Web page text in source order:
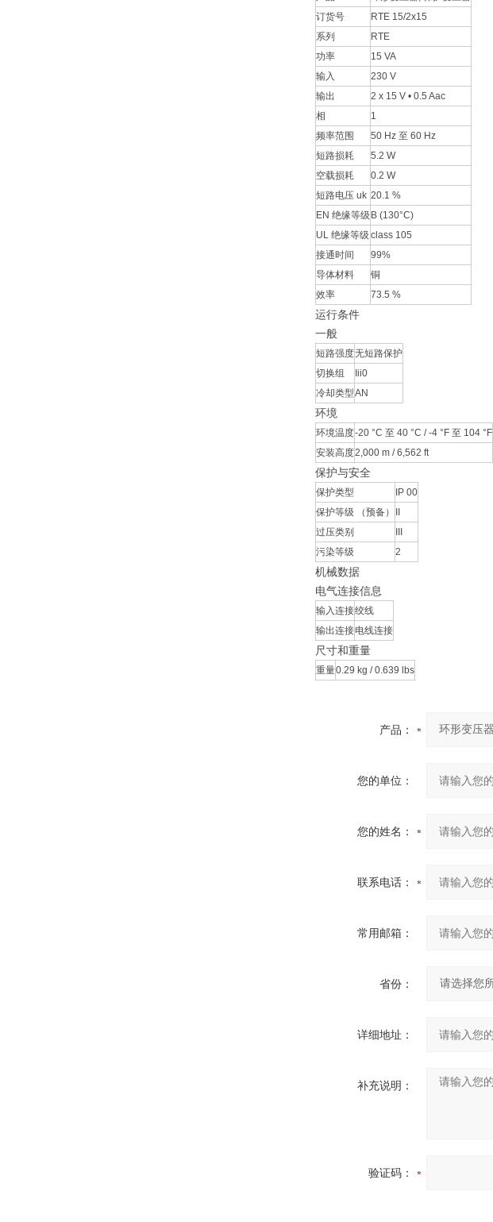
订货号
RTE 15/2x15
系列
RTE
功率
15 VA
输入
230 V
输出
2 x 15 V • 0.5 Aac
相
1
频率范围
50 Hz 至 60 Hz
短路损耗
5.2 W
空载损耗
0.2 W
短路电压 uk 20.1 %
EN 绝缘等级 B (130°C)
UL 绝缘等级 class 105
接通时间
99%
导体材料
铜
效率
73.5 %
运行条件
一般
短路强度无短路保护
切换组
Iii0
冷却类型AN
环境
环境温度-20 °C 至 40 °C / -4 °F 至 104 °F
安装高度2,000 m / 6,562 ft
保护与安全
保护类型
IP 00
保护等级 （预备）
过压类别
污染等级
2
机械数据
电气连接信息
输入连接绞线
输出连接电线连接
尺寸和重量
重量0.29 kg / 0.639 lbs
产品：
您的单位：
您的姓名：
联系电话：
常用邮箱：
省份：
详细地址：
补充说明：
验证码：